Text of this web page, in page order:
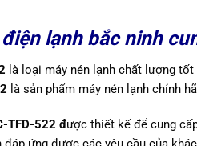
lạnh bắc ninh
là loại máy nén lạnh chất lượng
là sản phẩm máy nén lạnh chính
TFD-522 được thiết kế để cung